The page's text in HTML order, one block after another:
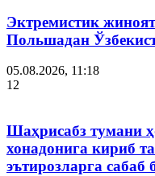
Эктремистик
Польшадан
05.08.2026, 11:18
12
Шаҳрисабз тумани
хонадонига кириб
эътирозларга сабаб